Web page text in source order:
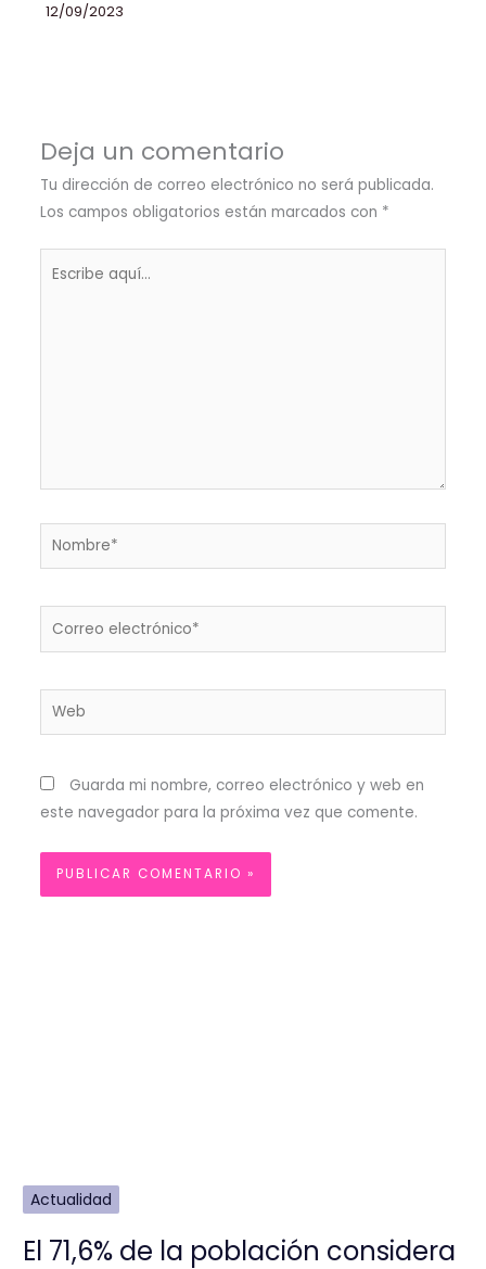
12/09/2023
Deja un comentario
Tu dirección de correo electrónico no será publicada.
Los campos obligatorios están marcados con *
Nombre*
Correo
Web
Guarda mi nombre, correo electrónico y web en
este navegador para la próxima vez que comente.
Actualidad
El 71,6% de la población considera